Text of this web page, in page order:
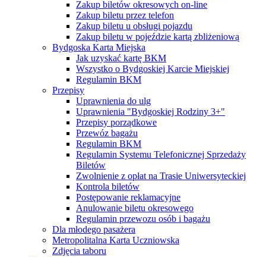
Zakup biletów okresowych on-line
Zakup biletu przez telefon
Zakup biletu u obsługi pojazdu
Zakup biletu w pojeździe kartą zbliżeniową
Bydgoska Karta Miejska
Jak uzyskać kartę BKM
Wszystko o Bydgoskiej Karcie Miejskiej
Regulamin BKM
Przepisy
Uprawnienia do ulg
Uprawnienia "Bydgoskiej Rodziny 3+"
Przepisy porządkowe
Przewóz bagażu
Regulamin BKM
Regulamin Systemu Telefonicznej Sprzedaży
Biletów
Zwolnienie z opłat na Trasie Uniwersyteckiej
Kontrola biletów
Postępowanie reklamacyjne
Anulowanie biletu okresowego
Regulamin przewozu osób i bagażu
Dla młodego pasażera
Metropolitalna Karta Uczniowska
Zdjęcia taboru